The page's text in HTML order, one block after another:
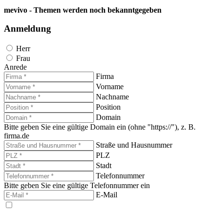
mevivo - Themen werden noch bekanntgegeben
Anmeldung
Herr
Frau
Anrede
Firma
Vorname
Nachname
Position
Domain
Bitte geben Sie eine gültige Domain ein (ohne "https://"), z. B.
firma.de
Straße und Hausnummer
PLZ
Stadt
Telefonnummer
Bitte geben Sie eine gültige Telefonnummer ein
E-Mail